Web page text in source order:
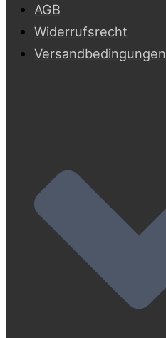
AGB
Widerrufsrecht
Versandbedingungen